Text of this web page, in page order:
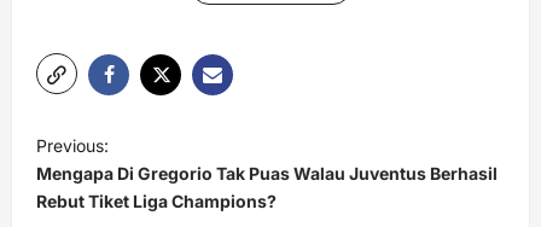
P
o
s
Previous:
Mengapa Di Gregorio Tak Puas Walau Juventus Berhasil
Rebut Tiket Liga Champions?